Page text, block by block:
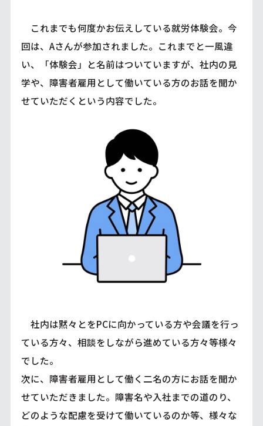
これまでも何度かお伝えしている就労体験会。今
回は、Aさんが参加されました。これまでと一風違
い、「体験会」と名前はついていますが、社内の見
学や、障害者雇用として働いている方のお話を聞か
せていただくという内容でした。
社内は黙々とをPCに向かっている方や会議を行っ
ている方々、相談をしながら進めている方々等様々
でした。
次に、障害者雇用として働く二名の方にお話を聞か
せていただきました。障害名や入社までの道のり、
どのような配慮を受けて働いているのか等、様々な